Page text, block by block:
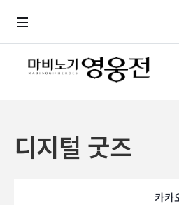
디지털 굿즈
카카